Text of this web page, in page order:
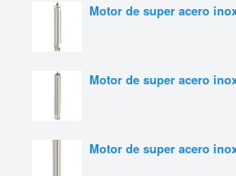
Motor de super acero
Motor de super acero
Motor de super acero